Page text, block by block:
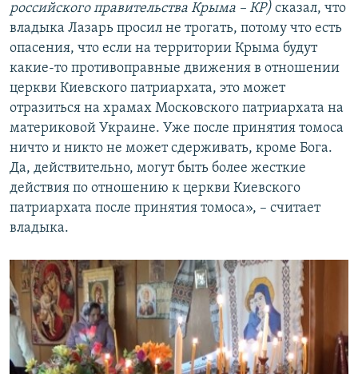
российского правительства Крыма – КР) сказал, что
владыка Лазарь просил не трогать, потому что есть
опасения, что если на территории Крыма будут
какие-то противоправные движения в отношении
церкви Киевского патриархата, это может
отразиться на храмах Московского патриархата на
материковой Украине. Уже после принятия томоса
ничто и никто не может сдерживать, кроме Бога.
Да, действительно, могут быть более жесткие
действия по отношению к церкви Киевского
патриархата после принятия томоса», – считает
владыка.